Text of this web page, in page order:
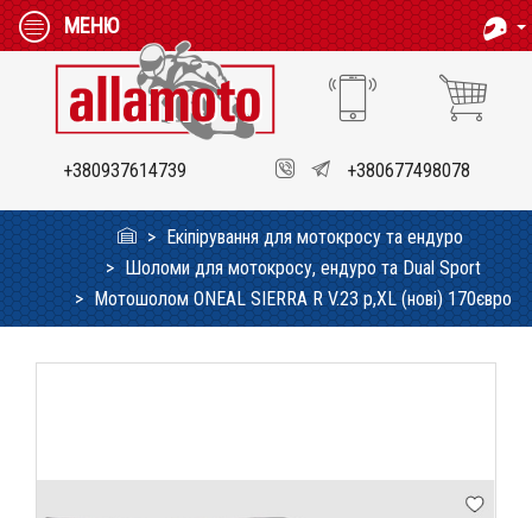
МЕНЮ
+380937614739 +380677498078
Екіпірування для мотокросу та ендуро
Шоломи для мотокросу, ендуро та Dual Sport
Мотошолом ONEAL SIERRA R V.23 p,XL (нові) 170євро